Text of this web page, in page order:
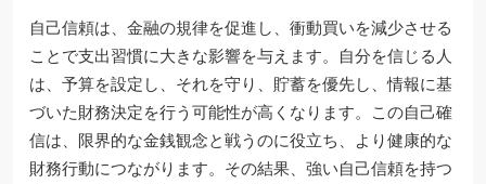
自己信頼は、金融の規律を促進し、衝動買いを減少させる
ことで支出習慣に大きな影響を与えます。自分を信じる人
は、予算を設定し、それを守り、貯蓄を優先し、情報に基
づいた財務決定を行う可能性が高くなります。この自己確
信は、限界的な金銭観念と戦うのに役立ち、より健康的な
財務行動につながります。その結果、強い自己信頼を持つ